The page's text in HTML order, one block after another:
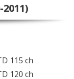
115 ch
120 ch